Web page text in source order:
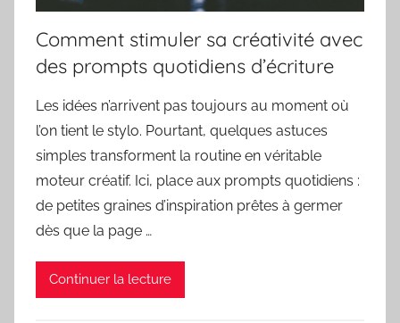
Comment stimuler sa créativité avec
des prompts quotidiens d’écriture
Les idées n’arrivent pas toujours au moment où
l’on tient le stylo. Pourtant, quelques astuces
simples transforment la routine en véritable
moteur créatif. Ici, place aux prompts quotidiens :
de petites graines d’inspiration prêtes à germer
dès que la page …
Continuer la lecture